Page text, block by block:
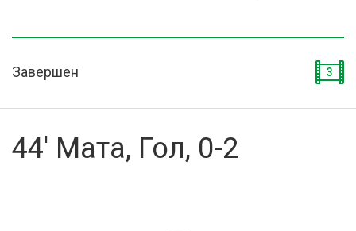
О сайте
Завершен 3
44' Мата, Гол, 0-2